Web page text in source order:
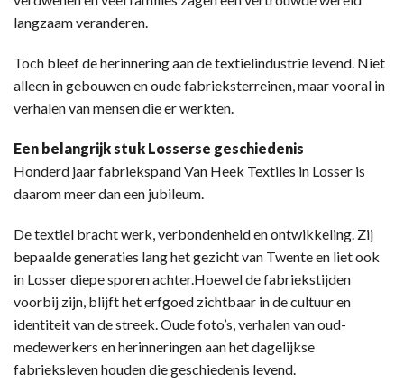
langzaam veranderen.
Toch bleef de herinnering aan de textielindustrie levend. Niet
alleen in gebouwen en oude fabrieksterreinen, maar vooral in
verhalen van mensen die er werkten.
Een belangrijk stuk Losserse geschiedenis
Honderd jaar fabriekspand Van Heek Textiles in Losser is
daarom meer dan een jubileum.
De textiel bracht werk, verbondenheid en ontwikkeling. Zij
bepaalde generaties lang het gezicht van Twente en liet ook
in Losser diepe sporen achter.Hoewel de fabriekstijden
voorbij zijn, blijft het erfgoed zichtbaar in de cultuur en
identiteit van de streek. Oude foto’s, verhalen van oud-
medewerkers en herinneringen aan het dagelijkse
fabrieksleven houden die geschiedenis levend.